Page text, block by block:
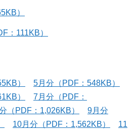
）
：111KB）
）
5月分（PDF：548KB）
）
7月分（PDF：
（PDF：1,026KB）
9月分
10月分（PDF：1,562KB）
11